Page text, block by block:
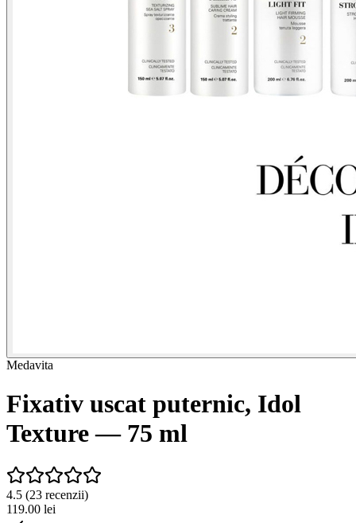
Medavita
Fixativ uscat puternic, Idol
Texture — 75 ml
4.5 (23 recenzii)
119.00 lei